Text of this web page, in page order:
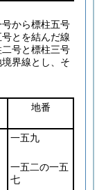
から標柱五号
とを結んだ線
号と標柱三号
界線とし、そ
地番
一五九
一五二の一五
七